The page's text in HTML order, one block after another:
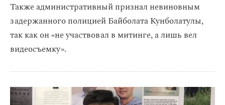
Также административный признал невиновным
задержанного полицией Байболата Кунболатулы,
так как он «не участвовал в митинге, а лишь вел
видеосъемку».